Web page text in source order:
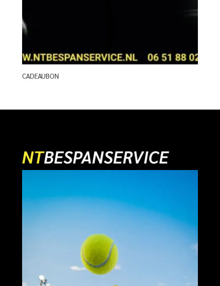
CADEAUBON